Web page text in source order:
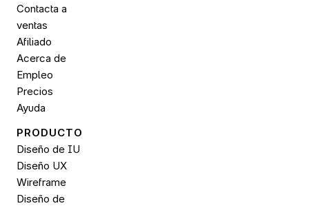
Contacta a
ventas
Afiliado
Acerca de
Empleo
Precios
Ayuda
PRODUCTO
Diseño de IU
Diseño UX
Wireframe
Diseño de